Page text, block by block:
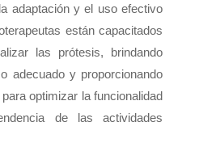
adaptación y el uso efectivo
están capacitados
las prótesis, brindando
adecuado y proporcionando
optimizar la funcionalidad
de las actividades